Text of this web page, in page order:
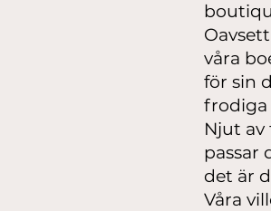
våra
för sin
frodiga
Njut
passar
det är
Våra